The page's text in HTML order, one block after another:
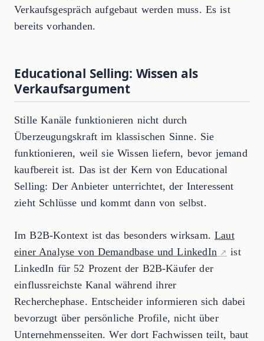
Verkaufsgespräch aufgebaut werden muss. Es ist
bereits vorhanden.
Educational Selling: Wissen als
Verkaufsargument
Stille Kanäle funktionieren nicht durch
Überzeugungskraft im klassischen Sinne. Sie
funktionieren, weil sie Wissen liefern, bevor jemand
kaufbereit ist. Das ist der Kern von Educational
Selling: Der Anbieter unterrichtet, der Interessent
zieht Schlüsse und kommt dann von selbst.
Im B2B-Kontext ist das besonders wirksam. Laut
einer Analyse von Demandbase und LinkedIn
ist
LinkedIn für 52 Prozent der B2B-Käufer der
einflussreichste Kanal während ihrer
Recherchephase. Entscheider informieren sich dabei
bevorzugt über persönliche Profile, nicht über
Unternehmensseiten. Wer dort Fachwissen teilt, baut